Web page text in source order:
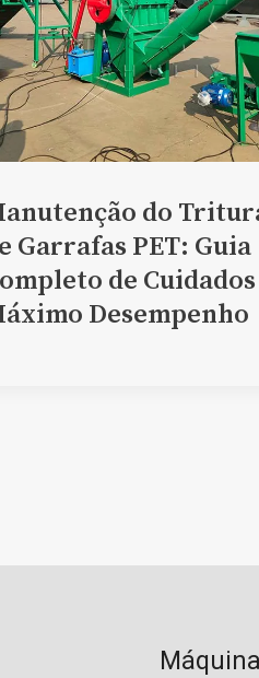
do
Garrafas PET: Guia
de
Desempenho